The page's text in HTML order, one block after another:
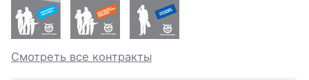
Смотреть все контракты